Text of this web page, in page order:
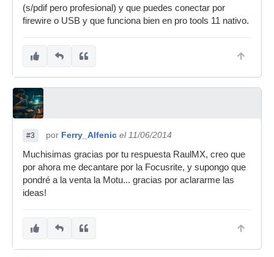
(s/pdif pero profesional) y que puedes conectar por
firewire o USB y que funciona bien en pro tools 11 nativo.
#3 por Ferry_Alfenic el 11/06/2014
Muchisimas gracias por tu respuesta RaulMX, creo que
por ahora me decantare por la Focusrite, y supongo que
pondré a la venta la Motu... gracias por aclararme las
ideas!